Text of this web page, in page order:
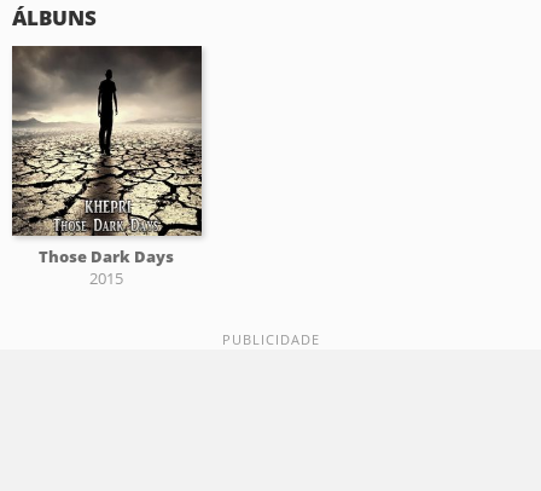
ÁLBUNS
Those Dark Days
2015